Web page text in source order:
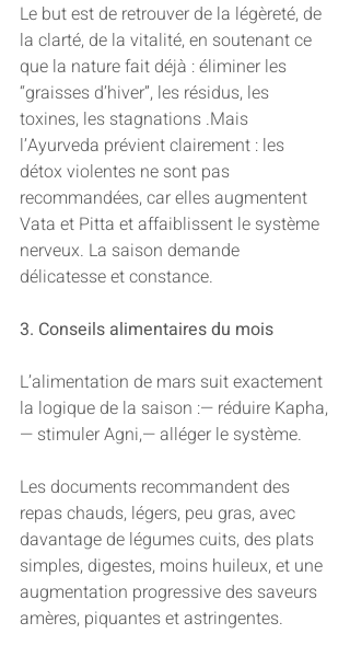
Le but est de retrouver de la légèreté, de
la clarté, de la vitalité, en soutenant ce
que la nature fait déjà : éliminer les
“graisses d’hiver”, les résidus, les
toxines, les stagnations .Mais
l’Ayurveda prévient clairement : les
détox violentes ne sont pas
recommandées, car elles augmentent
Vata et Pitta et affaiblissent le système
nerveux. La saison demande
délicatesse et constance.
3. Conseils alimentaires du mois
L’alimentation de mars suit exactement
la logique de la saison :— réduire Kapha,
— stimuler Agni,— alléger le système.
Les documents recommandent des
repas chauds, légers, peu gras, avec
davantage de légumes cuits, des plats
simples, digestes, moins huileux, et une
augmentation progressive des saveurs
amères, piquantes et astringentes.